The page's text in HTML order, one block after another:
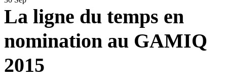
La ligne du temps en
nomination au GAMIQ
2015